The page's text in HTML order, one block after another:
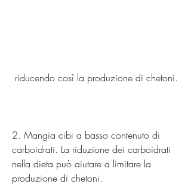
riducendo così la produzione di chetoni.
2. Mangia cibi a basso contenuto di
carboidrati. La riduzione dei carboidrati
nella dieta può aiutare a limitare la
produzione di chetoni.